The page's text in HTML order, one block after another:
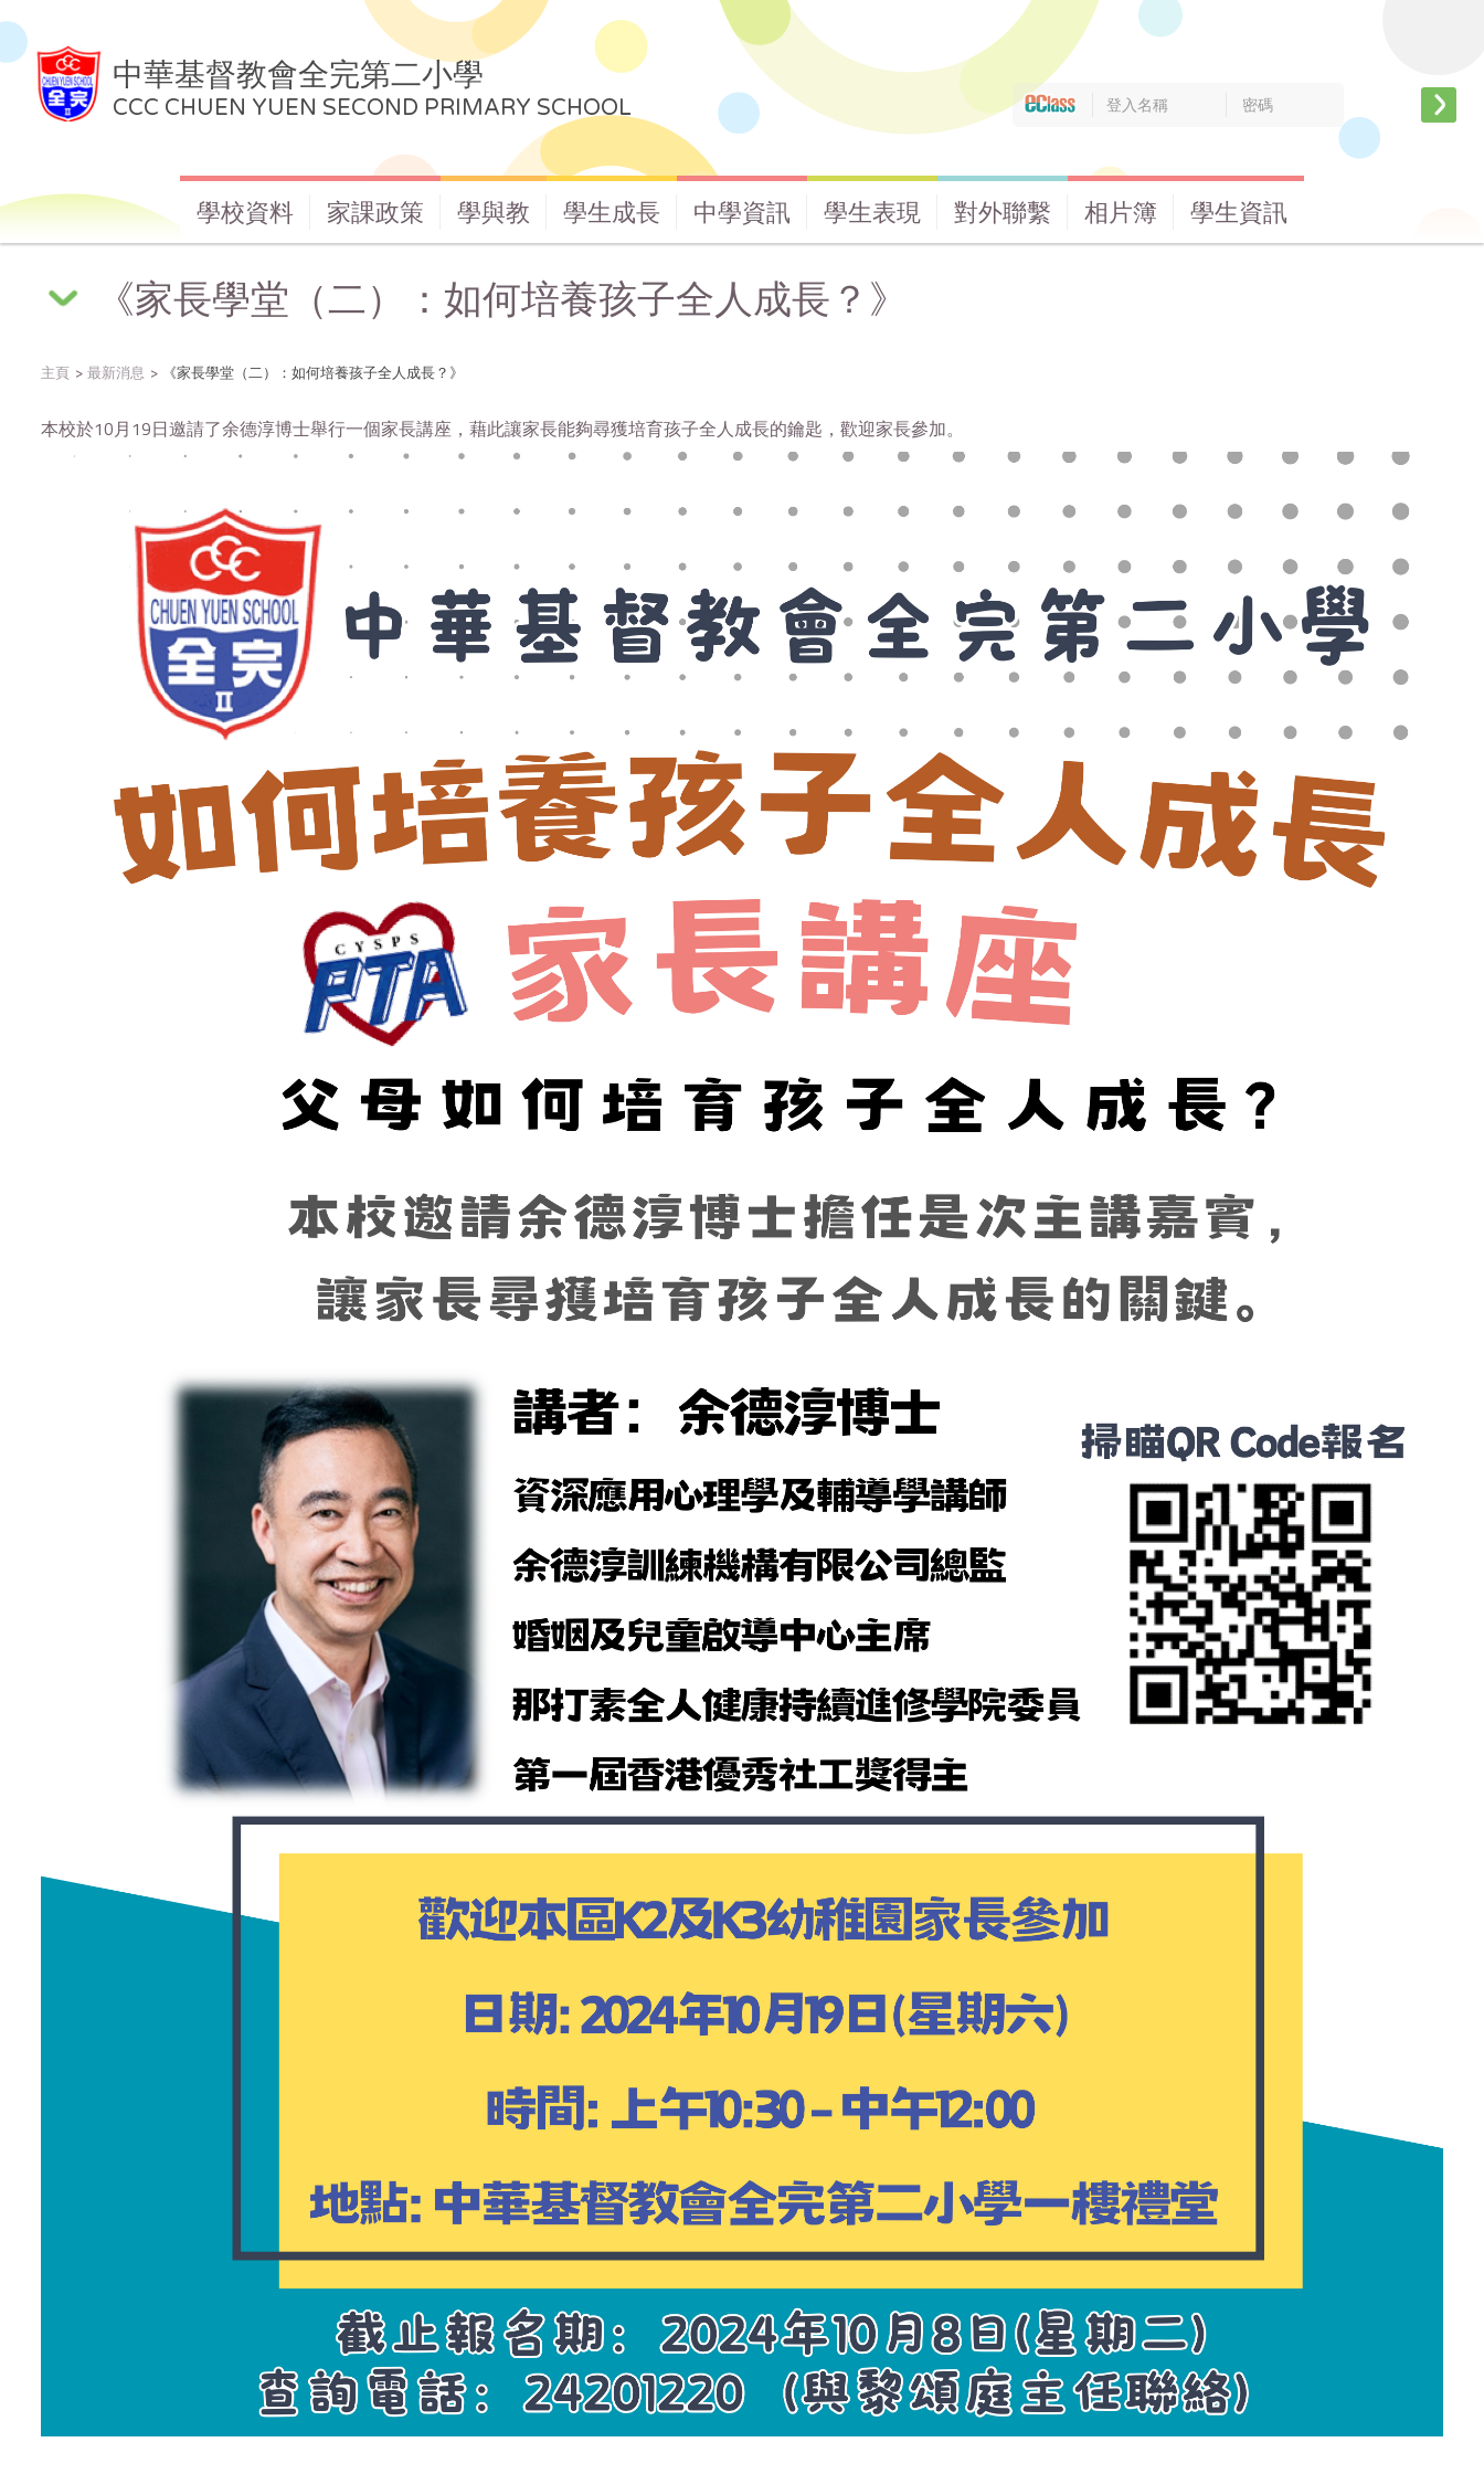
中華基督教會全完第二小學
CCC CHUEN YUEN SECOND PRIMARY SCHOOL
學校資料 家課政策 學與教 學生成長 中學資訊 學生表現 對外聯繫 相片簿 學生資訊
《家長學堂（二）：如何培養孩子全人成長？》
主頁 最新消息 《家長學堂（二）：如何培養孩子全人成長？》
本校於10月19日邀請了余德淳博士舉行一個家長講座，藉此讓家長能夠尋獲培育孩子全人成長的鑰匙，歡迎家長參加。